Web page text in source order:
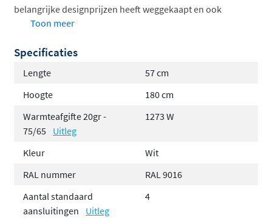
belangrijke designprijzen heeft weggekaapt en ook
beschikbaar is in een badkameruitvoering met
De Vasco Arche is verkrijgbaar
zonder handdoekbeugel
handdoekbeugel rechts
(Plus VVR). De vaste
handdoekbeugel wordt
naadloosop de structuur gelast
en wordt geleverd in de kleur van de radiator. Let
op:deze beugel wordt niet warm.
Verticale, rechthoekige buizen 45x20 mm
Standaardkleur wit RAL 9016
Uitgebreide kleurenkaart verkrijgbaar
Toon meer
Specificaties
Lengte
57 cm
Hoogte
180 cm
Warmteafgifte 20gr -
75/65 Uitleg
1273 W
Kleur
Wit
RAL nummer
RAL 9016
Aantal standaard
aansluitingen
Uitleg
4